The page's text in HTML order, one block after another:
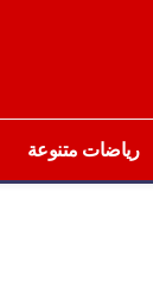
رياضات متنوعة